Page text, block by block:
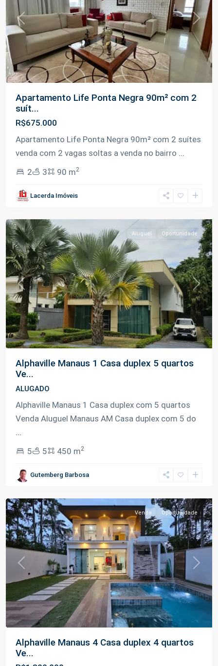
Previous Next
Apartamento Life Ponta Negra 90m² com 2
suít...
R$675.000
Apartamento Life Ponta Negra 90m² com 2 suítes
venda com 2 vagas soltas a venda no bairro ...
2
3 90 m2
Lacerda Imóveis
Negra,
Previous Next
Aluguel Oportunidade
Alphaville Manaus 1 Casa duplex 5 quartos
Ve...
ALUGADO
Alphaville Manaus 1 Casa duplex com 5 quartos
Venda Aluguel Manaus AM Casa duplex com 5 do
...
5
5 450 m2
Gutemberg Barbosa
Negra,
Previous Next
Venda Oportunidade
Alphaville Manaus 4 Casa duplex 4 quartos
Ve...